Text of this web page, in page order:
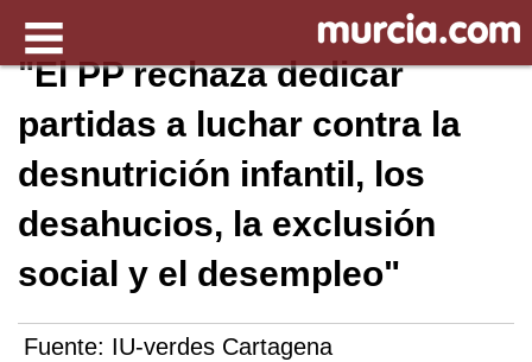
"El PP rechaza dedicar
partidas a luchar contra la
desnutrición infantil, los
desahucios, la exclusión
social y el desempleo"
Fuente: IU-verdes Cartagena